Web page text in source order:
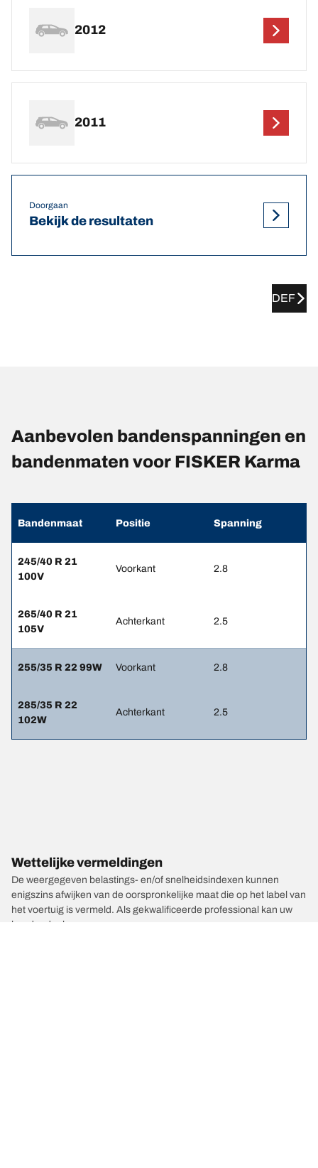
2012
2011
Doorgaan
Bekijk de resultaten
DEF
Aanbevolen bandenspanningen en
bandenmaten voor FISKER Karma
Bandenmaat Positie Spanning
245/40 R 21
100V
Voorkant 2.8
265/40 R 21
105V
Achterkant 2.5
255/35 R 22 99W Voorkant 2.8
285/35 R 22
102W
Achterkant 2.5
Wettelijke vermeldingen
De weergegeven belastings- en/of snelheidsindexen kunnen
enigszins afwijken van de oorspronkelijke maat die op het label van
het voertuig is vermeld. Als gekwalificeerde professional kan uw
bandendealer: